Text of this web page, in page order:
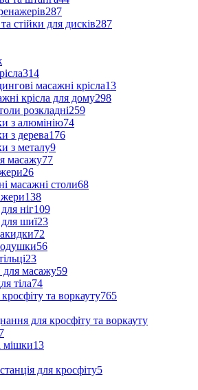
287
стійки для дисків287
314
масажні крісла13
крісла для дому298
розкладні259
з алюмінію74
з дерева176
з металу9
масажу77
26
масажні столи68
138
ніг109
шиї23
72
56
23
для масажу59
тіла74
та воркауту765
для кросфіту та воркауту
мішки13
для кросфіту5